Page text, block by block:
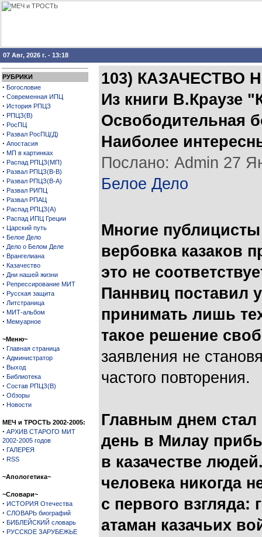
07 Авг, 2026 г. - 13:18
РУБРИКИ
· Богословие
· Современная ИПЦ
· История РПЦЗ
· РПЦЗ(В)
· РосПЦ
· Развал РосПЦ(Д)
· Апостасия
· МП в картинках
· Распад РПЦЗ(МП)
· Развал РПЦЗ(В-В)
· Развал РПЦЗ(В-А)
· Развал РИПЦ
· Развал РПАЦ
· Распад РПЦЗ(А)
· Распад ИПЦ Греции
· Царский путь
· Белое Дело
· Дело о Белом Деле
· Врангелиана
· Казачество
· Дни нашей жизни
· Репрессирование МИТ
· Русская защита
· Литстраница
· МИТ-альбом
· Мемуарное
~Меню~
· Главная страница
· Администратор
· Выход
· Библиотека
· Состав РПЦЗ(В)
· Обзоры
· Новости
МЕЧ и ТРОСТЬ 2002-2005:
· АРХИВ СТАРОГО МИТ
2002-2005 годов
· ГАЛЕРЕЯ
· RSS
~Апологетика~
~Словари~
· ИСТОРИЯ Отечества
· СЛОВАРЬ биографий
· БИБЛЕЙСКИЙ словарь
· РУССКОЕ ЗАРУБЕЖЬЕ
103) КАЗАЧЕСТВО
Из книги В.Краузе
Освободительная
Наиболее
Послано: Admin 27
Белое Дело
Многие
вербовка казаков
это не
Паннвиц поставил
принимать лишь
такое решение
заявления не
частого повторения.
Главным днем стал
день в Милау
в казачестве
человека никогда
с первого взгляда:
атаман казачьих